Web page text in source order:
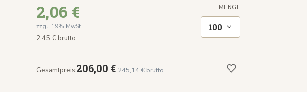
2,06 €
zzgl. 19% MwSt.
2,45 € brutto
MENGE
100
Gesamtpreis:206,00 € 245,14 € brutto